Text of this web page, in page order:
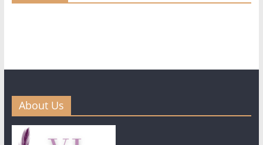
About Us